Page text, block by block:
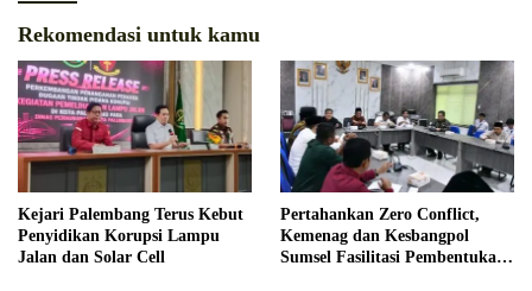
Rekomendasi untuk kamu
Kejari Palembang Terus Kebut
Penyidikan Korupsi Lampu
Jalan dan Solar Cell
Pertahankan Zero Conflict,
Kemenag dan Kesbangpol
Sumsel Fasilitasi Pembentukan